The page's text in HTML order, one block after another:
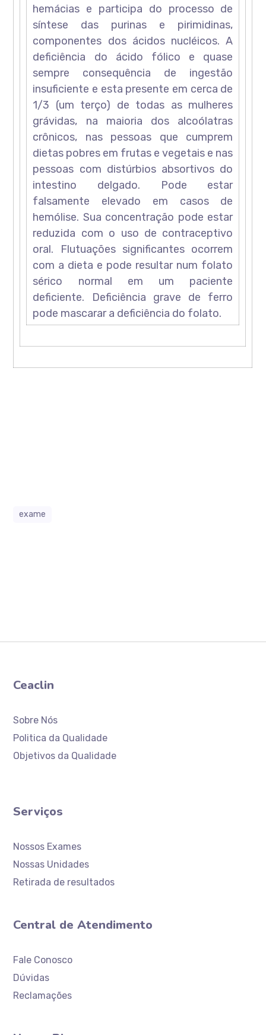
hemácias e participa do processo de
síntese das purinas e pirimidinas,
componentes dos ácidos nucléicos. A
deficiência do ácido fólico e quase
sempre consequência de ingestão
insuficiente e esta presente em cerca de
1/3 (um terço) de todas as mulheres
grávidas, na maioria dos alcoólatras
crônicos, nas pessoas que cumprem
dietas pobres em frutas e vegetais e nas
pessoas com distúrbios absortivos do
intestino delgado. Pode estar
falsamente elevado em casos de
hemólise. Sua concentração pode estar
reduzida com o uso de contraceptivo
oral. Flutuações significantes ocorrem
com a dieta e pode resultar num folato
sérico normal em um paciente
deficiente. Deficiência grave de ferro
pode mascarar a deficiência do folato.
exame
Ceaclin
Sobre Nós
Politica da Qualidade
Objetivos da Qualidade
Serviços
Nossos Exames
Nossas Unidades
Retirada de resultados
Central de Atendimento
Fale Conosco
Dúvidas
Reclamações